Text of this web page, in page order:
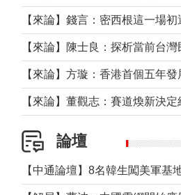
【來論】董觀志：賽道煥新決
論壇